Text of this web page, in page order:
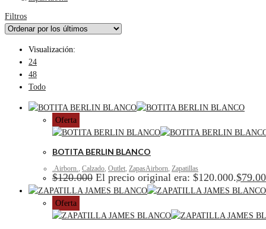
Filtros
Visualización:
24
48
Todo
Oferta
BOTITA BERLIN BLANCO
.Airborn., Calzado, Outlet, ZapasAirborn, Zapatillas
$120.000 El precio original era: $120.000.$
Oferta